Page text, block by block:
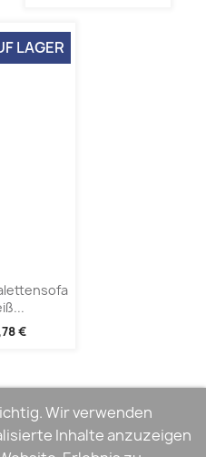
€
LAGER
Wir verwenden
Inhalte anzuzeigen